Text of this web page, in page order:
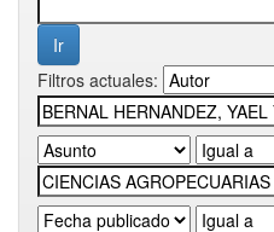
Filtros actuales: